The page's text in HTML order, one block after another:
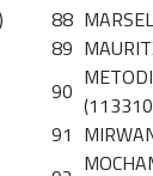
88
89
90
91